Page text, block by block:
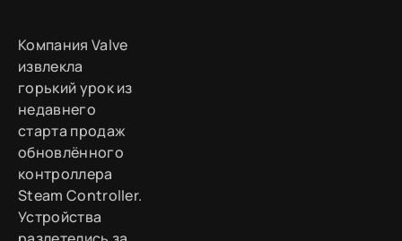
Компания Valve
извлекла
горький урок из
недавнего
старта продаж
обновлённого
контроллера
Steam Controller.
Устройства